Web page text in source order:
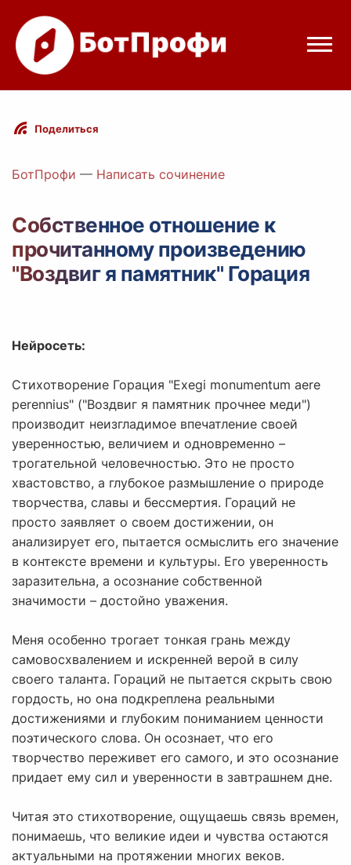
Режимы бота
Цены
Вход с Telegram
Поделиться
БотПрофи — Написать сочинение
Собственное отношение к
прочитанному произведению
"Воздвиг я памятник" Горация
Нейросеть:
Стихотворение Горация "Exegi monumentum aere
perennius" ("Воздвиг я памятник прочнее меди")
производит неизгладимое впечатление своей
уверенностью, величием и одновременно –
трогательной человечностью. Это не просто
хвастовство, а глубокое размышление о природе
творчества, славы и бессмертия. Гораций не
просто заявляет о своем достижении, он
анализирует его, пытается осмыслить его значение
в контексте времени и культуры. Его уверенность
заразительна, а осознание собственной
значимости – достойно уважения.
Меня особенно трогает тонкая грань между
самовосхвалением и искренней верой в силу
своего таланта. Гораций не пытается скрыть свою
гордость, но она подкреплена реальными
достижениями и глубоким пониманием ценности
поэтического слова. Он осознает, что его
творчество переживет его самого, и это осознание
придает ему сил и уверенности в завтрашнем дне.
Читая это стихотворение, ощущаешь связь времен,
понимаешь, что великие идеи и чувства остаются
актуальными на протяжении многих веков.